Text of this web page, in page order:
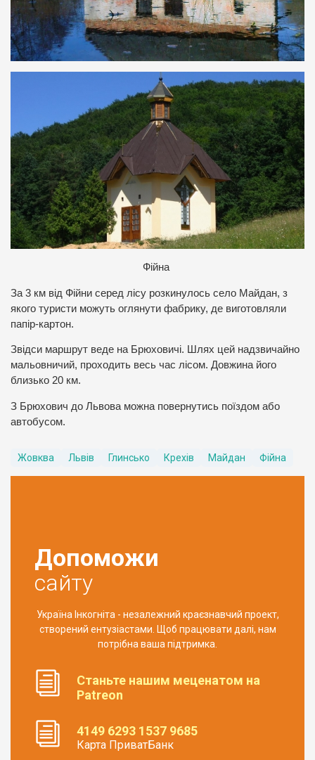
Фійна
За 3 км від Фійни серед лісу розкинулось село Майдан, з
якого туристи можуть оглянути фабрику, де виготовляли
папір-картон.
Звідси маршрут веде на Брюховичі. Шлях цей надзвичайно
мальовничий, проходить весь час лісом. Довжина його
близько 20 км.
З Брюхович до Львова можна повернутись поїздом або
автобусом.
Жовква Львів Глинсько Крехів Майдан Фійна
Допоможи
сайту
Україна Інкогніта - незалежний краєзнавчий проект,
створений ентузіастами. Щоб працювати далі, нам
потрібна ваша підтримка.
Станьте нашим меценатом на
Patreon
4149 6293 1537 9685
Карта ПриватБанк